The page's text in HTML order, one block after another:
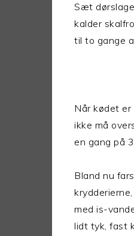
Sæt
kalder
til to gange
Når kødet
ikke må
en gang på
Bland nu
med is-
lidt tyk, fast